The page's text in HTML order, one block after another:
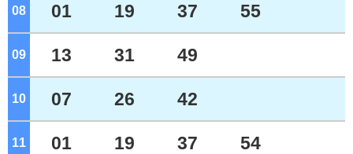
08 01 19 37 55
09 13 31 49
10 07 26 42
11 01 19 37 54